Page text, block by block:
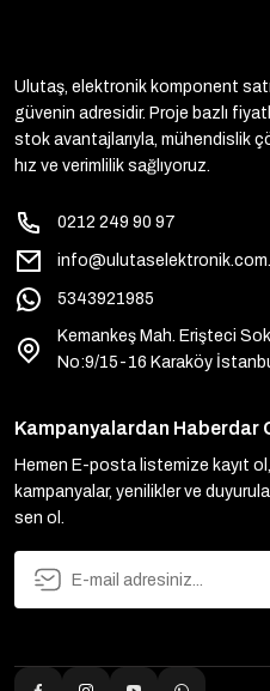
Ulutaş, elektronik komponent
güvenin adresidir. Proje bazlı
stok avantajlarıyla, mühendislik
hız ve verimlilik sağlıyoruz.
0212 249 90 97
5343921985
Kemankeş Mah. Erişteci
No:9/15-16 Karaköy
Kampanyalardan Haberdar
Hemen E-posta listemize kayıt
kampanyalar, yenilikler ve
sen ol.